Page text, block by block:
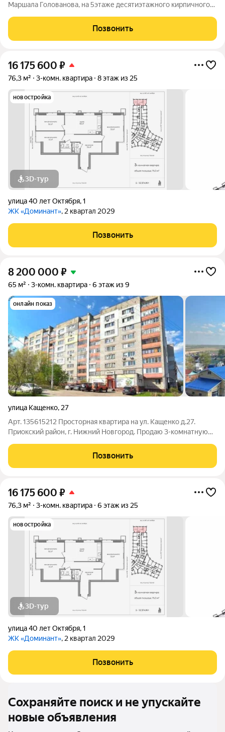
Маршала Голованова, на 5этаже десятиэтажного кирпичного
без изъянов. Комнаты на разные стороны, одна изолирована
(можно легко сделать все с
Позвонить
16 175 600 ₽
76,3 м² 3-комн. квартира 8 этаж из 25
новостройка
3D-тур
улица 40 лет Октября,1
ЖК «Доминант», 2 квартал 2029
Позвонить
8 200 000 ₽
65 м² 3-комн. квартира 6 этаж из 9
онлайн показ
улица Кащенко, 27
Арт. 135615212 Просторная квартира на ул. Кащенко д.27.
Приокский район, г. Нижний Новгород. Продаю 3-комнатную
квартиры: 65/39/8 кв.м., этаж: 6/9 эт., Лоджия - застеклена. Все
комнаты
Позвонить
16 175 600 ₽
76,3 м² 3-комн. квартира 6 этаж из 25
новостройка
3D-тур
улица 40 лет Октября,1
ЖК «Доминант», 2 квартал 2029
Позвонить
Сохраняйте поиск и не упускайте
новые объявления